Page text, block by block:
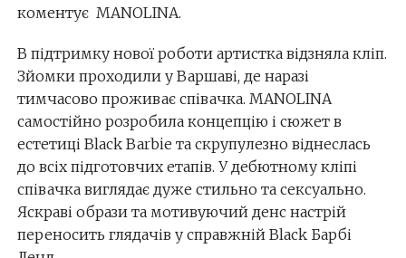
коментує MANOLINA.
В підтримку нової роботи артистка відзняла кліп.
Зйомки проходили у Варшаві, де наразі
тимчасово проживає співачка. MANOLINA
самостійно розробила концепцію і сюжет в
естетиці Black Barbie та скрупулезно віднеслась
до всіх підготовчих етапів. У дебютному кліпі
співачка виглядає дуже стильно та сексуально.
Яскраві образи та мотивуючий денс настрій
переносить глядачів у справжній Black Барбі